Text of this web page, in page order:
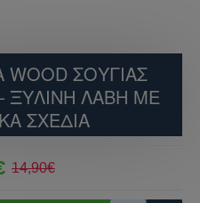
WOOD ΣΟΥΓΙΆΣ
ΞΎΛΙΝΗ ΛΑΒΉ ΜΕ
ΣΧΈΔΙΑ
14,90€